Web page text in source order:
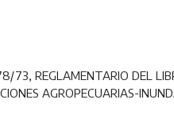
73, REGLAMENTARIO DEL
AGROPECUARIAS-